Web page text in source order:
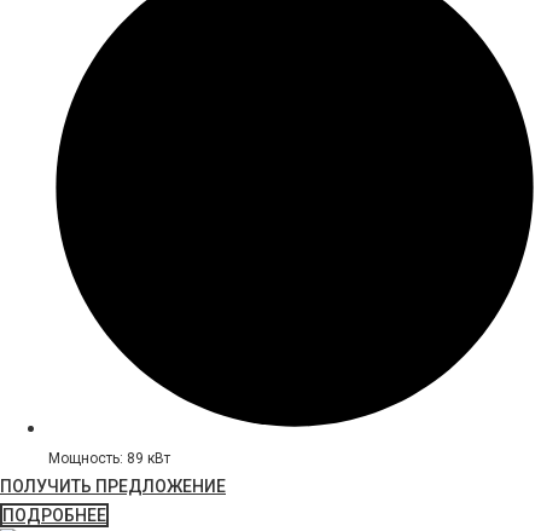
Мощность: 89 кВт
ПОЛУЧИТЬ ПРЕДЛОЖЕНИЕ
ПОДРОБНЕЕ